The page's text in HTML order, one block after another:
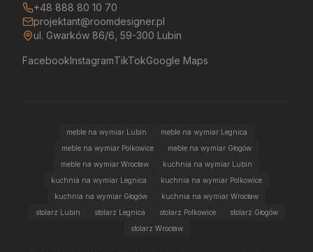
+48 888 80 10 70
projektant@roomdesigner.pl
ul. Gwarków 86/6, 59-300 Lubin
FacebookInstagramTikTokGoogle Maps
meble na wymiar Lubin
meble na wymiar Legnica
meble na wymiar Polkowice
meble na wymiar Głogów
meble na wymiar Wrocław
kuchnia na wymiar Lubin
kuchnia na wymiar Legnica
kuchnia na wymiar Polkowice
kuchnia na wymiar Głogów
kuchnia na wymiar Wrocław
stolarz Lubin
stolarz Legnica stolarz Polkowice
stolarz Głogów
stolarz Wrocław